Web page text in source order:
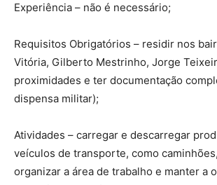
Experiência – não é necessário;
Requisitos Obrigatórios – residir nos
Vitória, Gilberto Mestrinho, Jorge
proximidades e ter documentação
dispensa militar);
Atividades – carregar e descarregar
veículos de transporte, como
organizar a área de trabalho e manter a